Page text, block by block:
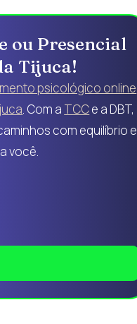
ou Presencial
Tijuca!
psicológico online
. Com a TCCe a DBT,
com equilíbrio e
você.